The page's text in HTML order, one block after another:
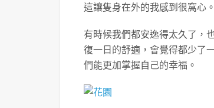
這讓隻身在外的我感到很窩心。
有時候我們都安逸得太久了，
復一日的舒適，會覺得都少了
們能更加掌握自己的幸福。